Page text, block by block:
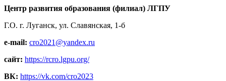
Центр развития образования (филиал) ЛГПУ
Г.О. г. Луганск, ул. Славянская, 1-б
e-mail: cro2021@yandex.ru
сайт: https://rcro.lgpu.org/
ВК: https://vk.com/cro2023